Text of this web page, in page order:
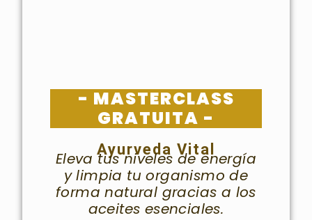
- MASTERCLASS
GRATUITA -
Ayurveda Vital
Eleva tus niveles de energía
y limpia tu organismo de
forma natural gracias a los
aceites esenciales.